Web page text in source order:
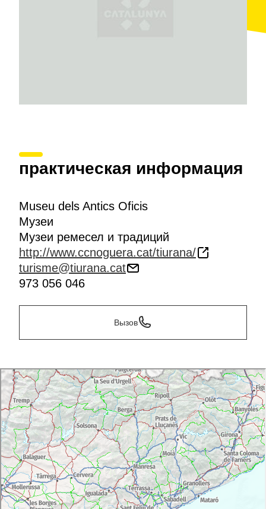
практическая информация
Museu dels Antics Oficis
Музеи
Музеи ремесел и традиций
http://www.ccnoguera.cat/tiurana/
turisme@tiurana.cat
973 056 046
Вызов